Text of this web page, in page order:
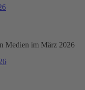
Medien im März 2026